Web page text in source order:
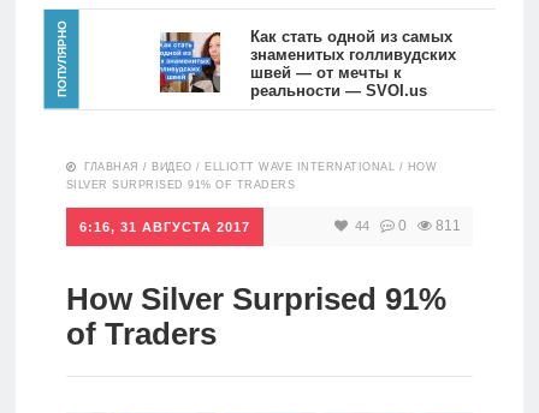
анализ
Видео
Сделано
Главная
Новости
Аналитика
Инвестиции
Дивиденды
ПОПУЛЯРНО
Как стать одной из самых
знаменитых голливудских
швей — от мечты к
реальности — SVOI.us
10559
ГЛАВНАЯ / ВИДЕО / ELLIOTT WAVE INTERNATIONAL / HOW
SILVER SURPRISED 91% OF TRADERS
6:16, 31 АВГУСТА 2017 44 0 811
How Silver Surprised 91%
of Traders